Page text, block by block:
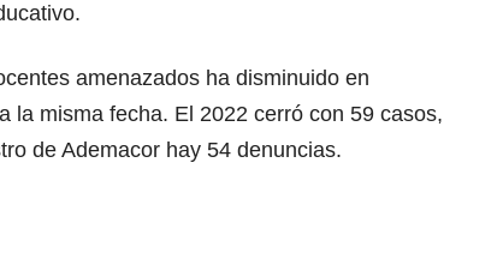
amenazados ha disminuido en
la misma fecha. El 2022 cerró con 59 casos,
de Ademacor hay 54 denuncias.